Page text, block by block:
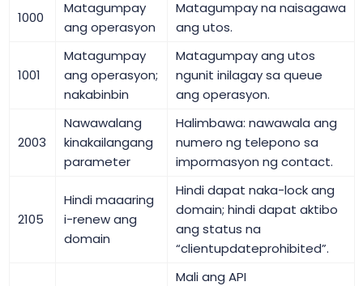
1000
Matagumpay
ang operasyon
Matagumpay na naisagawa
ang utos.
1001
Matagumpay
ang operasyon;
nakabinbin
Matagumpay ang utos
ngunit inilagay sa queue
ang operasyon.
2003
Nawawalang
kinakailangang
parameter
Halimbawa: nawawala ang
numero ng telepono sa
impormasyon ng contact.
2105
Hindi maaaring
i-renew ang
domain
Hindi dapat naka-lock ang
domain; hindi dapat aktibo
ang status na
“clientupdateprohibited”.
Mali ang API